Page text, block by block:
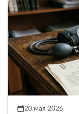
20 мая 2026